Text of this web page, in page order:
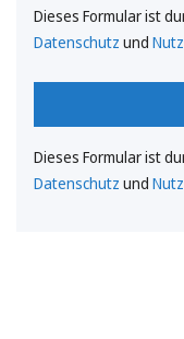
Dieses Formular ist
Datenschutz und
Dieses Formular ist
Datenschutz und